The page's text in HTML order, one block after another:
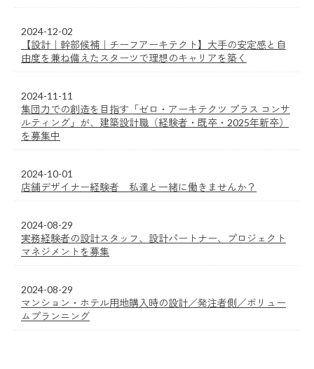
2024-12-02
【設計｜幹部候補｜チーフアーキテクト】大手の安定感と自
由度を兼ね備えたスターツで理想のキャリアを築く
2024-11-11
集団力での創造を目指す「ゼロ・アーキテクツ プラス コンサ
ルティング」が、建築設計職（経験者・既卒・2025年新卒）
を募集中
2024-10-01
店舗デザイナー経験者 私達と一緒に働きませんか？
2024-08-29
実務経験者の設計スタッフ、設計パートナー、プロジェクト
マネジメントを募集
2024-08-29
マンション・ホテル用地購入時の設計／発注者側／ボリュー
ムプランニング